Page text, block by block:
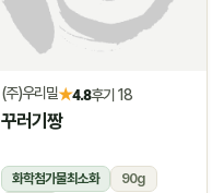
(주)우리밀★4.8후기 18
꾸러기짱
화학첨가물최소화
90g